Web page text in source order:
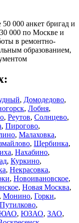
000 анкет бригад и
000 по Москве и
в ремонтно-
образованием,
, Домодедово,
, Лобня,
, Реутов, Солнцево,
, Пирогово,
, Малаховка,
, Щербинка,
, Нахабино,
, Куркино,
, Некрасовка,
, Новоивановское,
, Новая Москва,
, Монино, Горки,
Путилково,
, ЮЗАО, ЗАО,